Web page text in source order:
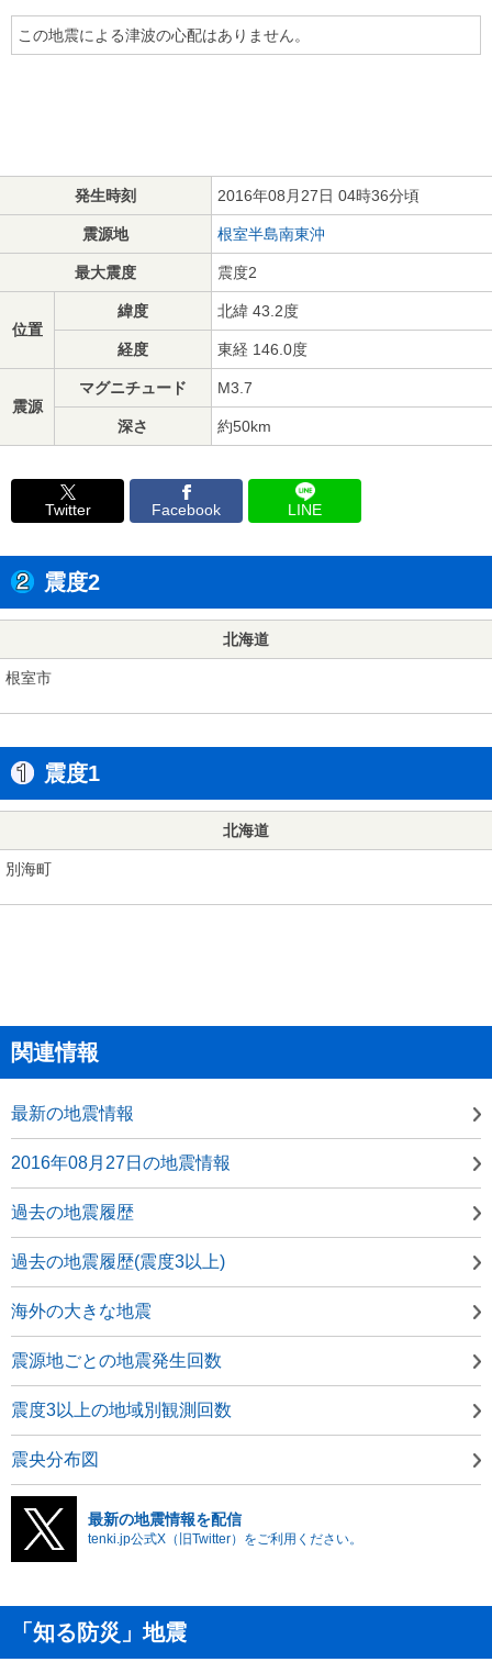
この地震による津波の心配はありません。
発生時刻 2016年08月27日 04時36分頃
震源地 根室半島南東沖
最大震度 震度2
位置
緯度 北緯 43.2度
経度 東経 146.0度
震源
マグニチュード M3.7
深さ 約50km
Twitter Facebook LINE
震度2
北海道
根室市
震度1
北海道
別海町
関連情報
最新の地震情報
2016年08月27日の地震情報
過去の地震履歴
過去の地震履歴(震度3以上)
海外の大きな地震
震源地ごとの地震発生回数
震度3以上の地域別観測回数
震央分布図
最新の地震情報を配信
tenki.jp公式X（旧Twitter）をご利用ください。
「知る防災」地震